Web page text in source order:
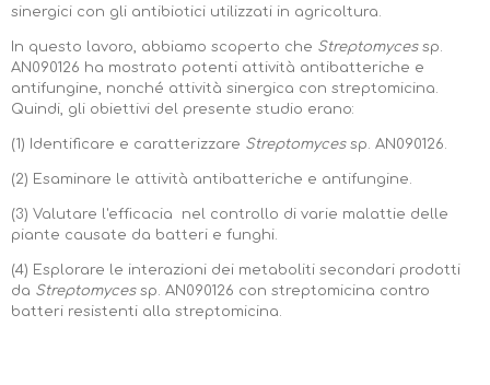
sinergici con gli antibiotici utilizzati in agricoltura.
In questo lavoro, abbiamo scoperto che Streptomyces sp.
AN090126 ha mostrato potenti attività antibatteriche e
antifungine, nonché attività sinergica con streptomicina.
Quindi, gli obiettivi del presente studio erano:
(1) Identificare e caratterizzare Streptomyces sp. AN090126.
(2) Esaminare le attività antibatteriche e antifungine.
(3) Valutare l'efficacia nel controllo di varie malattie delle
piante causate da batteri e funghi.
(4) Esplorare le interazioni dei metaboliti secondari prodotti
da Streptomyces sp. AN090126 con streptomicina contro
batteri resistenti alla streptomicina.